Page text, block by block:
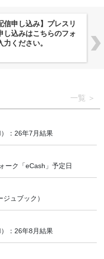
、アジア最大級のグロ
ンファレンス
とのコラボレーショ
一覧
：26年7月結果
ーク「eCash」予定日
ュブック）
：26年8月結果